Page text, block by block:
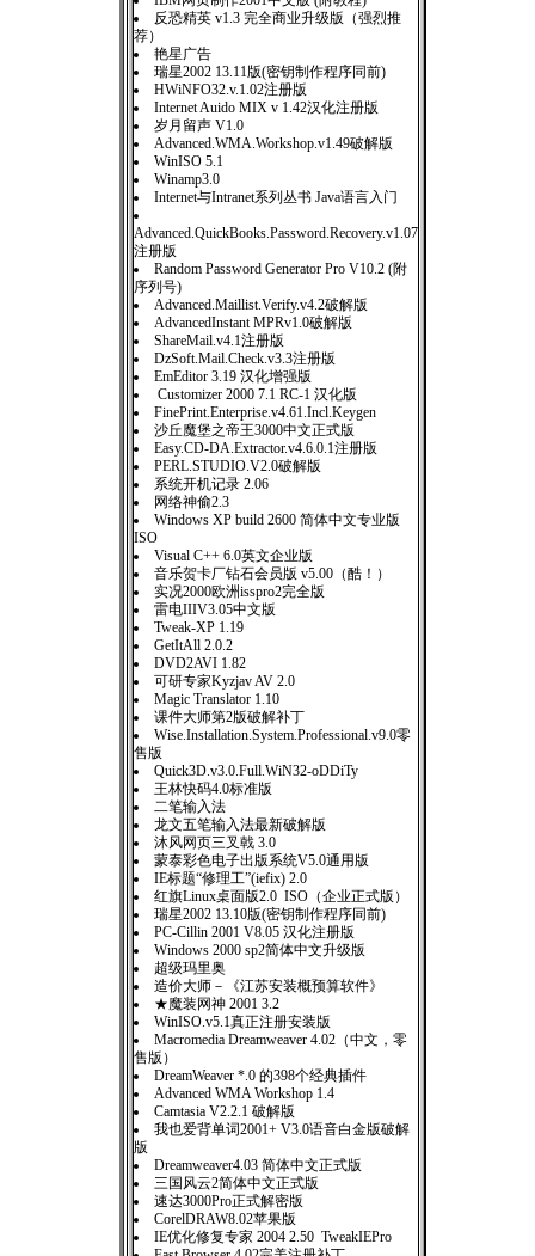
反恐精英 v1.3 完全商业升级版（强烈推
荐）
艳星广告
瑞星2002 13.11版(密钥制作程序同前)
HWiNFO32.v.1.02注册版
Internet Auido MIX v 1.42汉化注册版
岁月留声 V1.0
Advanced.WMA.Workshop.v1.49破解版
WinISO 5.1
Winamp3.0
Internet与Intranet系列丛书 Java语言入门
Advanced.QuickBooks.Password.Recovery.v1.07
注册版
Random Password Generator Pro V10.2 (附
序列号)
Advanced.Maillist.Verify.v4.2破解版
AdvancedInstant MPRv1.0破解版
ShareMail.v4.1注册版
DzSoft.Mail.Check.v3.3注册版
EmEditor 3.19 汉化增强版
Customizer 2000 7.1 RC-1 汉化版
FinePrint.Enterprise.v4.61.Incl.Keygen
沙丘魔堡之帝王3000中文正式版
Easy.CD-DA.Extractor.v4.6.0.1注册版
PERL.STUDIO.V2.0破解版
系统开机记录 2.06
网络神偷2.3
Windows XP build 2600 简体中文专业版
ISO
Visual C++ 6.0英文企业版
音乐贺卡厂钻石会员版 v5.00（酷！）
实况2000欧洲isspro2完全版
雷电IIIV3.05中文版
Tweak-XP 1.19
GetItAll 2.0.2
DVD2AVI 1.82
可研专家Kyzjav AV 2.0
Magic Translator 1.10
课件大师第2版破解补丁
Wise.Installation.System.Professional.v9.0零
售版
Quick3D.v3.0.Full.WiN32-oDDiTy
王林快码4.0标准版
二笔输入法
龙文五笔输入法最新破解版
沐风网页三叉戟 3.0
蒙泰彩色电子出版系统V5.0通用版
IE标题“修理工”(iefix) 2.0
红旗Linux桌面版2.0 ISO（企业正式版）
瑞星2002 13.10版(密钥制作程序同前)
PC-Cillin 2001 V8.05 汉化注册版
Windows 2000 sp2简体中文升级版
超级玛里奥
造价大师－《江苏安装概预算软件》
★魔装网神 2001 3.2
WinISO.v5.1真正注册安装版
Macromedia Dreamweaver 4.02（中文，零
售版）
DreamWeaver *.0 的398个经典插件
Advanced WMA Workshop 1.4
Camtasia V2.2.1 破解版
我也爱背单词2001+ V3.0语音白金版破解
版
Dreamweaver4.03 简体中文正式版
三国风云2简体中文正式版
速达3000Pro正式解密版
CorelDRAW8.02苹果版
IE优化修复专家 2004 2.50 TweakIEPro